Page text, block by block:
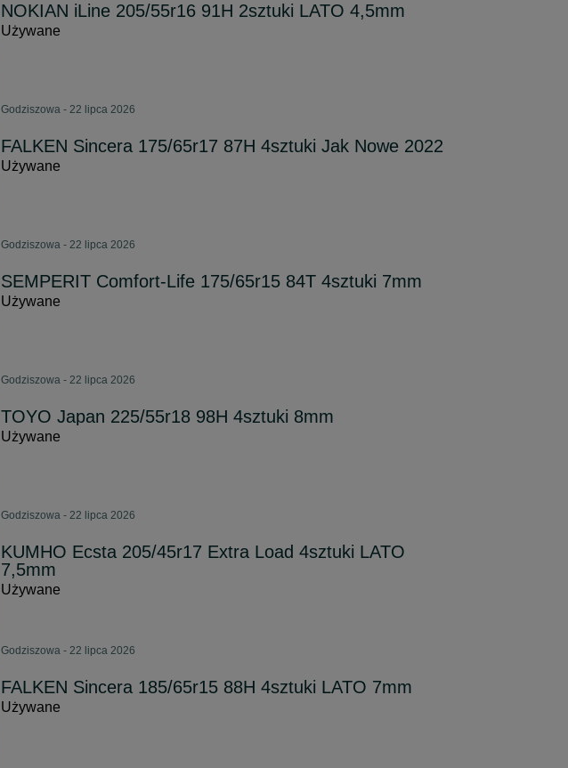
NOKIAN iLine 205/55r16 91H 2sztuki LATO 4,5mm
Używane
Godziszowa - 22 lipca 2026
FALKEN Sincera 175/65r17 87H 4sztuki Jak Nowe 2022
Używane
Godziszowa - 22 lipca 2026
SEMPERIT Comfort-Life 175/65r15 84T 4sztuki 7mm
Używane
Godziszowa - 22 lipca 2026
TOYO Japan 225/55r18 98H 4sztuki 8mm
Używane
Godziszowa - 22 lipca 2026
KUMHO Ecsta 205/45r17 Extra Load 4sztuki LATO
7,5mm
Używane
Godziszowa - 22 lipca 2026
FALKEN Sincera 185/65r15 88H 4sztuki LATO 7mm
Używane